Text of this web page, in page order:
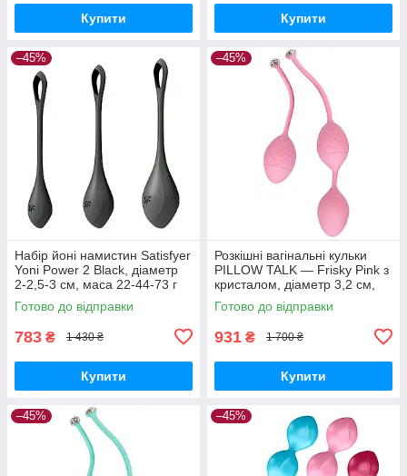
Купити Купити
–45%
Набір йоні намистин Satisfyer
Yoni Power 2 Black, діаметр
2-2,5-3 см, маса 22-44-73 г
Вібратори мастурбатори
секс-шоп
Готово до відправки
783 ₴ 1 430 ₴
Купити
–45%
Розкішні вагінальні кульки
PILLOW TALK — Frisky Pink з
кристалом, діаметр 3,2 см,
вага 49-75 гр Вібратори
мастурбатори секс-шоп
Готово до відправки
931 ₴ 1 700 ₴
Купити
–45% –45%